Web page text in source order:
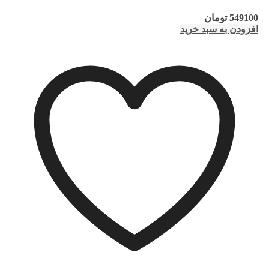
549100 تومان
افزودن به سبد خرید